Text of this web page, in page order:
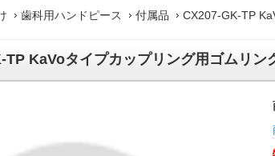
歯科用ハンドピース 付属品 CX207-GK-TP
TP KaVoタイプカップリング用ゴムリン